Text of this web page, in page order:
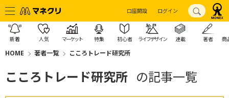
口座開設 ログイン
新着 人気 マーケット 特集 初心者 ライフデザイン 連載 著者 商
HOME 著者一覧 こころトレード研究所
こころトレード研究所 の記事一覧